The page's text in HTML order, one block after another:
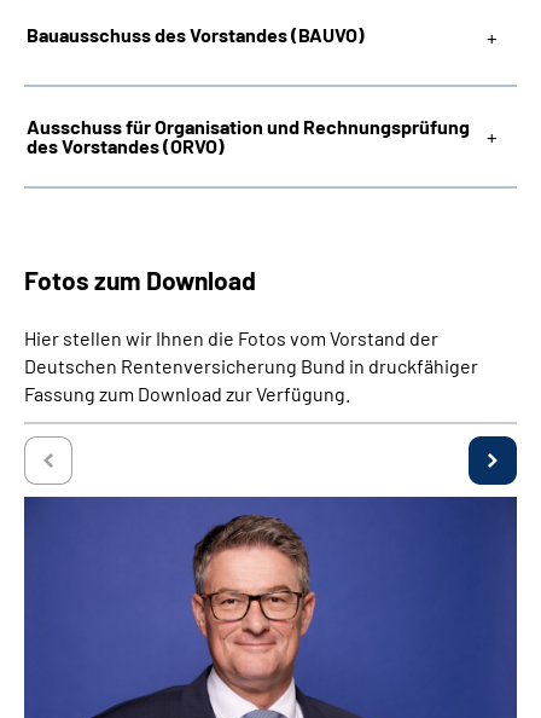
Bauausschuss des Vorstandes (BAUVO)
Ausschuss für Organisation und Rechnungsprüfung
des Vorstandes (ORVO)
Fotos zum Download
Hier stellen wir Ihnen die Fotos vom Vorstand der
Deutschen Rentenversicherung Bund in druckfähiger
Fassung zum Download zur Verfügung.